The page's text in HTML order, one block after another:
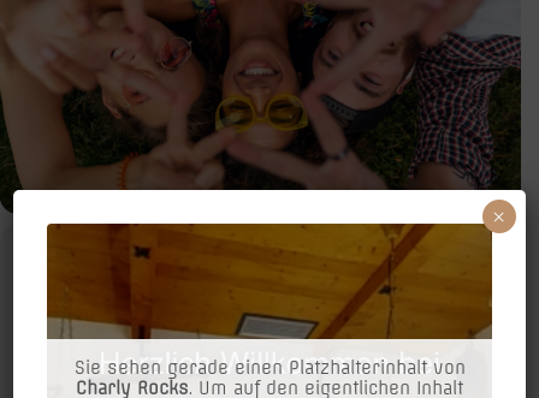
Event Details
HAPPY HOUR FÜR 4 – € 149.–
für Madln & Buam ab 17 UHR
Sie sehen gerade einen Platzhalterinhalt von
Charly Rocks. Um auf den eigentlichen Inhalt
×